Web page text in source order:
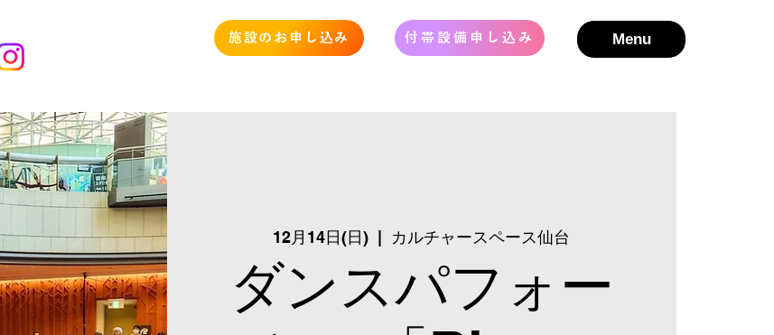
施設のお申し込み 付帯設備申し込み Menu
12月14日(日)
  |
カルチャースペース仙台
ダンスパフォー